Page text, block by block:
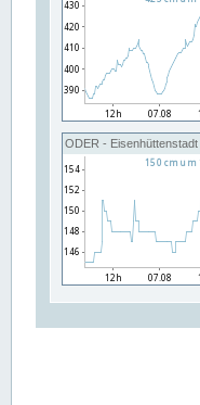
ODER - Eisenhüttenstadt